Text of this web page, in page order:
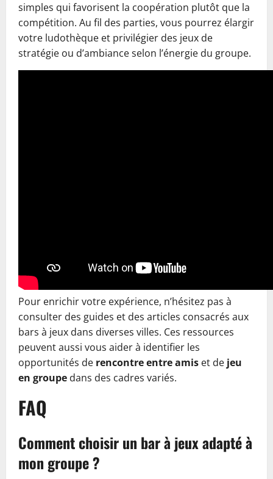
simples qui favorisent la coopération plutôt que la
compétition. Au fil des parties, vous pourrez élargir
votre ludothèque et privilégier des jeux de
stratégie ou d’ambiance selon l’énergie du groupe.
Pour enrichir votre expérience, n’hésitez pas à
consulter des guides et des articles consacrés aux
bars à jeux dans diverses villes. Ces ressources
peuvent aussi vous aider à identifier les
opportunités de rencontre entre amis et de jeu
en groupe dans des cadres variés.
FAQ
Comment choisir un bar à jeux adapté à
mon groupe ?